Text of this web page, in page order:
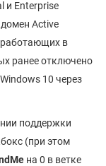
и Enterprise
Active
работающих в
ранее отключено
10 через
поддержки
(при этом
на 0 в ветке